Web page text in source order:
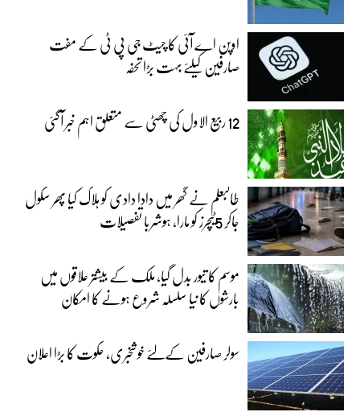
اوپن اے آئی کا چیٹ جی پی ٹی کے مفت
صارفین کیلئے بہت بڑا تحفہ
12 ربیع الاول کی چھٹی سے متعلق اہم خبر آگئی
طالبعلم نے گھر میں دادا دادی کو ہلاک کیا پھر سکول
جاکر 5ٹیچرز کو مارا، ہوشربا تفصیلات
موسم کا تیور بدل گیا، ملک کے بیشتر علاقوں میں
بارشوں کا نیا سلسلہ شروع ہونے کا امکان
سولر صارفین کےلئے خوشخبری، حکوت کا بڑا اعلان